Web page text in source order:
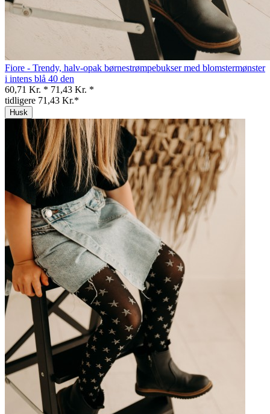
Fiore - Trendy, halv-opak børnestrømpebukser med blomstermønster
i intens blå 40 den
60,71 Kr. * 71,43 Kr. *
tidligere 71,43 Kr.*
Husk